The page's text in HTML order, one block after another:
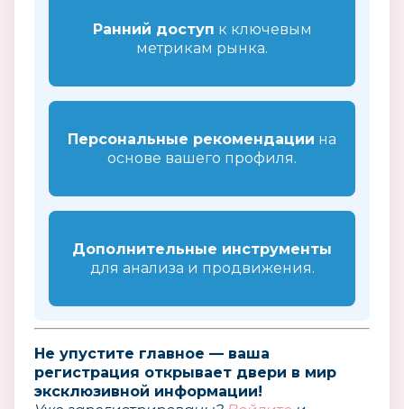
Ранний доступ к ключевым
метрикам рынка.
Персональные рекомендации на
основе вашего профиля.
Дополнительные инструменты
для анализа и продвижения.
Не упустите главное — ваша
регистрация открывает двери в мир
эксклюзивной информации!